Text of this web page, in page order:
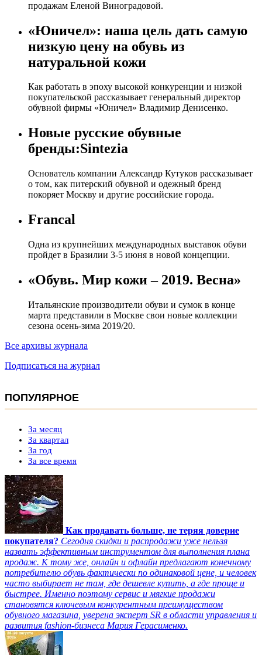
продажам Еленой Виноградовой.
«Юничел»: наша цель дать самую
низкую цену на обувь из
натуральной кожи
Как работать в эпоху высокой конкуренции и низкой
покупательской рассказывает генеральный директор
обувной фирмы «Юничел» Владимир Денисенко.
Новые русские обувные
бренды:Sintezia
Основатель компании Александр Кутуков рассказывает
о том, как питерский обувной и одежный бренд
покоряет Москву и другие российские города.
Francal
Одна из крупнейших международных выставок обуви
пройдет в Бразилии 3-5 июня в новой концепции.
«Обувь. Мир кожи – 2019. Весна»
Итальянские производители обуви и сумок в конце
марта представили в Москве свои новые коллекции
сезона осень-зима 2019/20.
Все архивы журнала
Подписаться на журнал
ПОПУЛЯРНОЕ
За месяц
За квартал
За год
За все время
Как продавать больше, не теряя доверие
покупателя? Сегодня скидки и распродажи уже нельзя
назвать эффективным инструментом для выполнения плана
продаж. К тому же, онлайн и офлайн предлагают конечному
потребителю обувь фактически по одинаковой цене, и человек
часто выбирает не там, где дешевле купить, а где проще и
быстрее. Именно поэтому сервис и мягкие продажи
становятся ключевым конкурентным преимуществом
обувного магазина, уверена эксперт SR в области управления и
развития fashion-бизнеса Мария Герасименко.